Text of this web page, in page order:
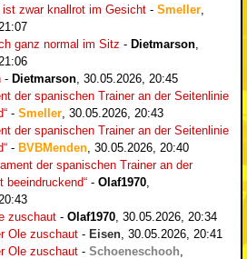
ist zwar knallrot im Gesicht - Smeller
ganz normal im Sitz - Dietmarson
- Dietmarson 30.05.2026, 20:45
der spanischen Trainer an der Seitenlinie
- Smeller 30.05.2026, 20:43
der spanischen Trainer an der Seitenlinie
- BVBMenden 30.05.2026, 20:40
der spanischen Trainer an der
beeindruckend“ - Olaf1970
zuschaut - Olaf1970 30.05.2026, 20:34
Ole zuschaut - Eisen 30.05.2026, 20:41
Ole zuschaut - Schoeneschooh